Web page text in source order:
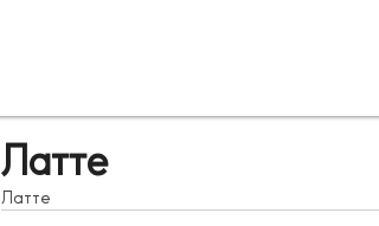
Латте
Латте